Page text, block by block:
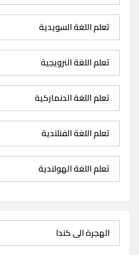
تعلم اللغة السويدية
تعلم اللغة النرويجية
تعلم اللغة الدنماركية
تعلم اللغة الفنلندية
تعلم اللغة الهولندية
الهجرة الى كندا